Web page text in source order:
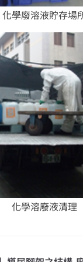
化學廢溶液貯存場
化學溶廢液清理